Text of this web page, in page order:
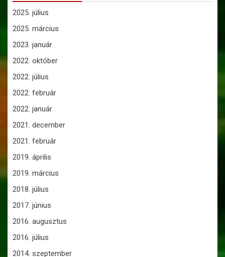
2025. július
2025. március
2023. január
2022. október
2022. július
2022. február
2022. január
2021. december
2021. február
2019. április
2019. március
2018. július
2017. június
2016. augusztus
2016. július
2014. szeptember